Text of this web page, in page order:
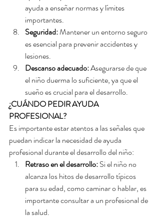
ayuda a enseñar normas y límites
importantes.
Seguridad: Mantener un entorno seguro
es esencial para prevenir accidentes y
lesiones.
Descanso adecuado: Asegurarse de que
el niño duerma lo suficiente, ya que el
sueño es crucial para el desarrollo.
¿CUÁNDO PEDIR AYUDA
PROFESIONAL?
Es importante estar atentos a las señales que
puedan indicar la necesidad de ayuda
profesional durante el desarrollo del niño:
Retraso en el desarrollo: Si el niño no
alcanza los hitos de desarrollo típicos
para su edad, como caminar o hablar, es
importante consultar a un profesional de
la salud.